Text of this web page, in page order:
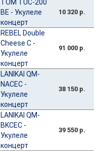
TOM TUC-200
BE - Укулеле
концерт
10 320 р.
REBEL Double
Cheese C -
Укулеле
концерт
91 000 р.
LANIKAI QM-
NACEC -
Укулеле
концерт
38 150 р.
LANIKAI QM-
BKCEC -
Укулеле
концерт
39 550 р.